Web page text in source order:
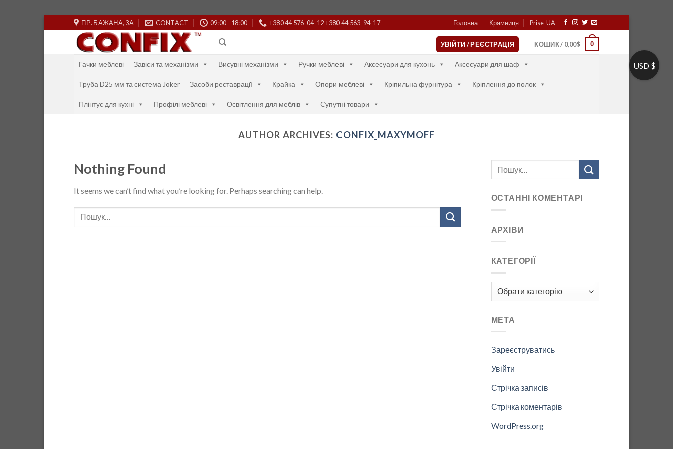
to
ПР. БАЖАНА, 3А CONTACT 09:00 - 18:00 +380 44 576-04-12 +380 44 563-94-17 Головна Крамниця Prise_UA
УВІЙТИ / РЕЄСТРАЦІЯ КОШИК / 0,00$ 0
Гачки меблеві Завіси та механізми Висувні механізми Ручки меблеві Аксесуари для кухонь Аксесуари для шаф
Труба D25 мм та система Joker Засоби реставрації Крайка Опори меблеві Кріпильна фурнітура Кріплення до полок
Плінтус для кухні Профілі меблеві Освітлення для меблів Cупутні товари
AUTHOR ARCHIVES: CONFIX_MAXYMOFF
Nothing Found
It seems we can’t find what you’re looking for. Perhaps searching can help.
ОСТАННІ КОМЕНТАРІ
АРХІВИ
КАТЕГОРІЇ
Категорії
МЕТА
Зареєструватись
Увійти
Стрічка записів
Стрічка коментарів
WordPress.org
USD $